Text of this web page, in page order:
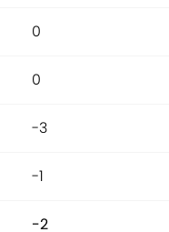
0
0
-3
-1
-2